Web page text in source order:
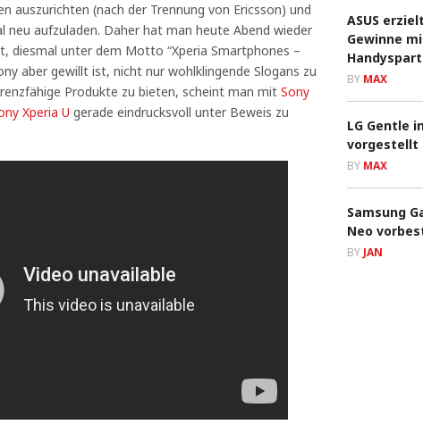
auszurichten (nach der Trennung von Ericsson) und
neu aufzuladen. Daher hat man heute Abend wieder
diesmal unter dem Motto “Xperia Smartphones –
aber gewillt ist, nicht nur wohlklingende Slogans zu
Produkte zu bieten, scheint man mit Sony
Xperia U gerade eindrucksvoll unter Beweis zu
ASUS erzielt
Gewinne
BY MAX
LG Gentle
vorgestellt
BY MAX
Samsung
Neo
BY JAN